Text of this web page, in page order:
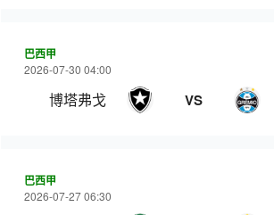
巴西甲
2026-07-30 04:00
博塔弗戈 VS
巴西甲
2026-07-27 06:30